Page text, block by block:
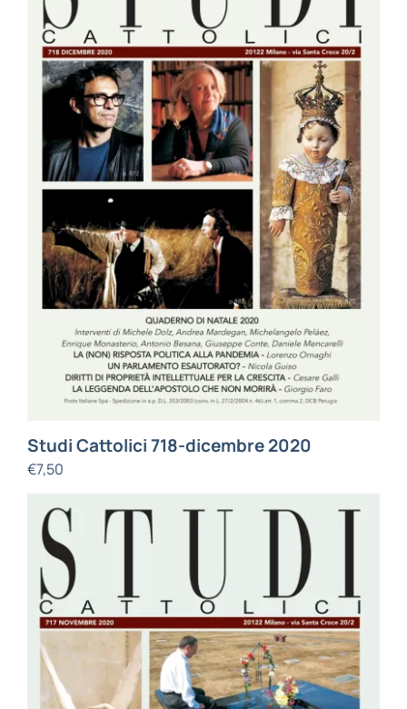
Studi Cattolici 718-dicembre 2020
€7,50